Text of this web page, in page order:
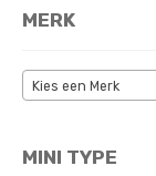
MERK
Kies een Merk
MINI TYPE